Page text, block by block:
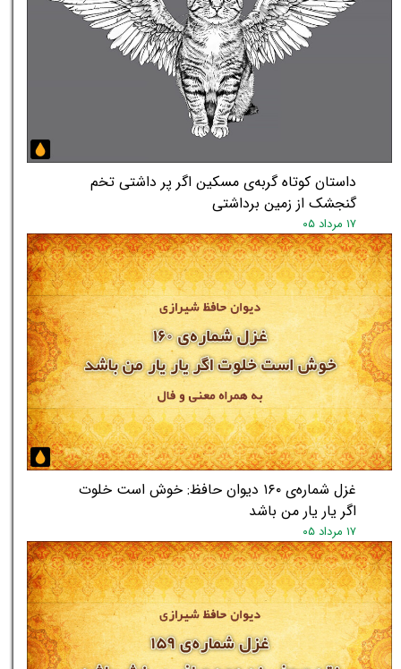
داستان کوتاه گربه‌ی مسکین اگر پر داشتی تخم
گنجشک از زمین برداشتی
۱۷ مرداد ۰۵
غزل شماره‌ی ۱۶۰ دیوان حافظ: خوش است خلوت
اگر یار یار من باشد
۱۷ مرداد ۰۵